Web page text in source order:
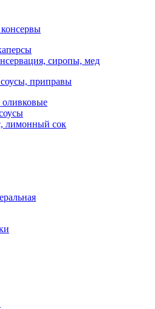
сиропы, мед
приправы
оливковые
лимонный сок